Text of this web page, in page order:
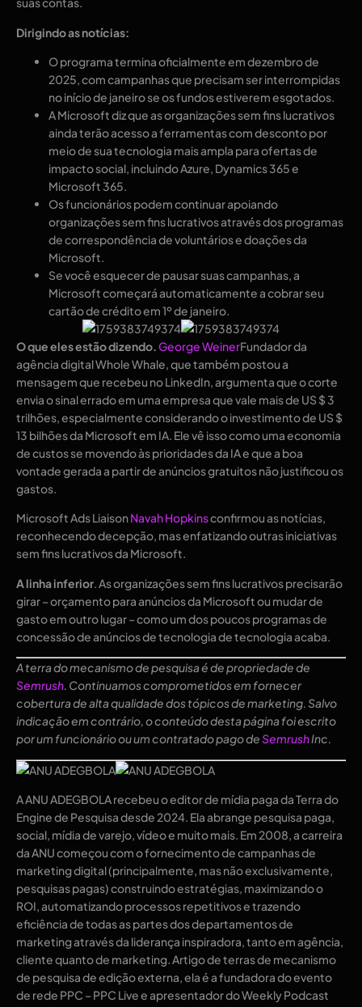
Dirigindo as notícias:
O programa termina oficialmente em dezembro de
2025, com campanhas que precisam ser interrompidas
no início de janeiro se os fundos estiverem esgotados.
A Microsoft diz que as organizações sem fins lucrativos
ainda terão acesso a ferramentas com desconto por
meio de sua tecnologia mais ampla para ofertas de
impacto social, incluindo Azure, Dynamics 365 e
Microsoft 365.
Os funcionários podem continuar apoiando
organizações sem fins lucrativos através dos programas
de correspondência de voluntários e doações da
Microsoft.
Se você esquecer de pausar suas campanhas, a
Microsoft começará automaticamente a cobrar seu
cartão de crédito em 1º de janeiro.
O que eles estão dizendo.George WeinerFundador da
agência digital Whole Whale, que também postou a
mensagem que recebeu no LinkedIn, argumenta que o corte
envia o sinal errado em uma empresa que vale mais de US $ 3
trilhões, especialmente considerando o investimento de US $
13 bilhões da Microsoft em IA. Ele vê isso como uma economia
de custos se movendo às prioridades da IA ​​e que a boa
vontade gerada a partir de anúncios gratuitos não justificou os
gastos.
Microsoft Ads LiaisonNavah Hopkinsconfirmou as notícias,
reconhecendo decepção, mas enfatizando outras iniciativas
sem fins lucrativos da Microsoft.
A linha inferior. As organizações sem fins lucrativos precisarão
girar – orçamento para anúncios da Microsoft ou mudar de
gasto em outro lugar – como um dos poucos programas de
concessão de anúncios de tecnologia de tecnologia acaba.
A terra do mecanismo de pesquisa é de propriedade de
Semrush. Continuamos comprometidos em fornecer
cobertura de alta qualidade dos tópicos de marketing. Salvo
indicação em contrário, o conteúdo desta página foi escrito
por um funcionário ou um contratado pago deSemrushInc.
A ANU ADEGBOLA recebeu o editor de mídia paga da Terra do
Engine de Pesquisa desde 2024. Ela abrange pesquisa paga,
social, mídia de varejo, vídeo e muito mais. Em 2008, a carreira
da ANU começou com o fornecimento de campanhas de
marketing digital (principalmente, mas não exclusivamente,
pesquisas pagas) construindo estratégias, maximizando o
ROI, automatizando processos repetitivos e trazendo
eficiência de todas as partes dos departamentos de
marketing através da liderança inspiradora, tanto em agência,
cliente quanto de marketing. Artigo de terras de mecanismo
de pesquisa de edição externa, ela é a fundadora do evento
de rede PPC – PPC Live e apresentador do Weekly Podcast